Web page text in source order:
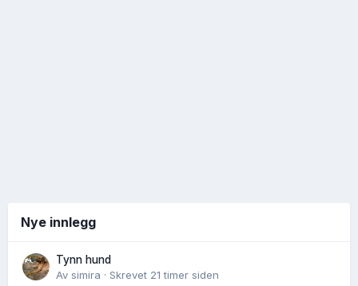
Nye innlegg
Tynn hund
Av simira · Skrevet 21 timer siden